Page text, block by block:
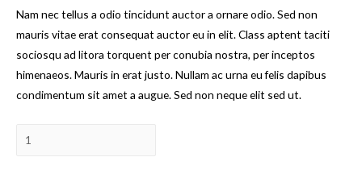
Nam nec tellus a odio tincidunt auctor a ornare odio. Sed non
mauris vitae erat consequat auctor eu in elit. Class aptent taciti
sociosqu ad litora torquent per conubia nostra, per inceptos
himenaeos. Mauris in erat justo. Nullam ac urna eu felis dapibus
condimentum sit amet a augue. Sed non neque elit sed ut.
Количество